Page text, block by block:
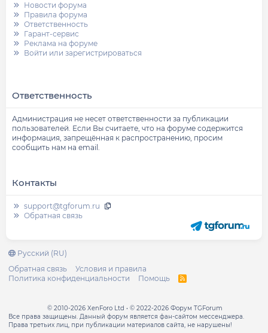
Новости форума
Правила форума
Ответственность
Гарант-сервис
Реклама на форуме
Войти или зарегистрироваться
Ответственность
Администрация не несет ответственности за публикации
пользователей. Если Вы считаете, что на форуме содержится
информация, запрещённая к распространению, просим
сообщить нам на email.
Контакты
support@tgforum.ru
Обратная связь
Русский (RU)
Обратная связь
Условия и правила
Политика конфиденциальности
Помощь
R
© 2010-2026 XenForo Ltd
© 2022-2026 Форум TGForum
Все права защищены. Данный форум является фан-сайтом мессенджера.
Права третьих лиц, при публикации материалов сайта, не нарушены!